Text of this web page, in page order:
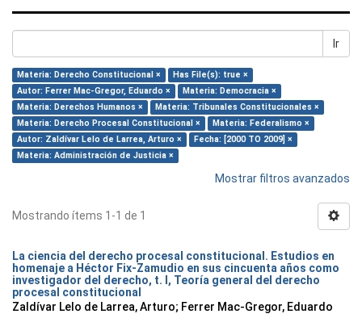
Ir
Materia: Derecho Constitucional ×
Has File(s): true ×
Autor: Ferrer Mac-Gregor, Eduardo ×
Materia: Democracia ×
Materia: Derechos Humanos ×
Materia: Tribunales Constitucionales ×
Materia: Derecho Procesal Constitucional ×
Materia: Federalismo ×
Autor: Zaldívar Lelo de Larrea, Arturo ×
Fecha: [2000 TO 2009] ×
Materia: Administración de Justicia ×
Mostrar filtros avanzados
Mostrando ítems 1-1 de 1
La ciencia del derecho procesal constitucional. Estudios en
homenaje a Héctor Fix-Zamudio en sus cincuenta años como
investigador del derecho, t. I, Teoría general del derecho
procesal constitucional
Zaldívar Lelo de Larrea, Arturo; Ferrer Mac-Gregor, Eduardo